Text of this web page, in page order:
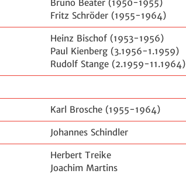
Bruno Beater (1950-1955)
Fritz Schröder (1955-1964)
Heinz Bischof (1953-1956)
Paul Kienberg (3.1956-1.1959)
Rudolf Stange (2.1959-11.1964)
Karl Brosche (1955-1964)
Johannes Schindler
Herbert Treike
Joachim Martins